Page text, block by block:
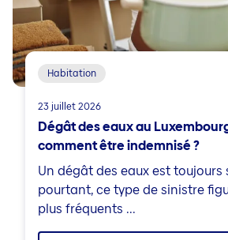
Habitation
23 juillet 2026
Dégât des eaux au
comment être indemnisé ?
Un dégât des eaux est toujours
pourtant, ce type de sinistre
plus fréquents ...